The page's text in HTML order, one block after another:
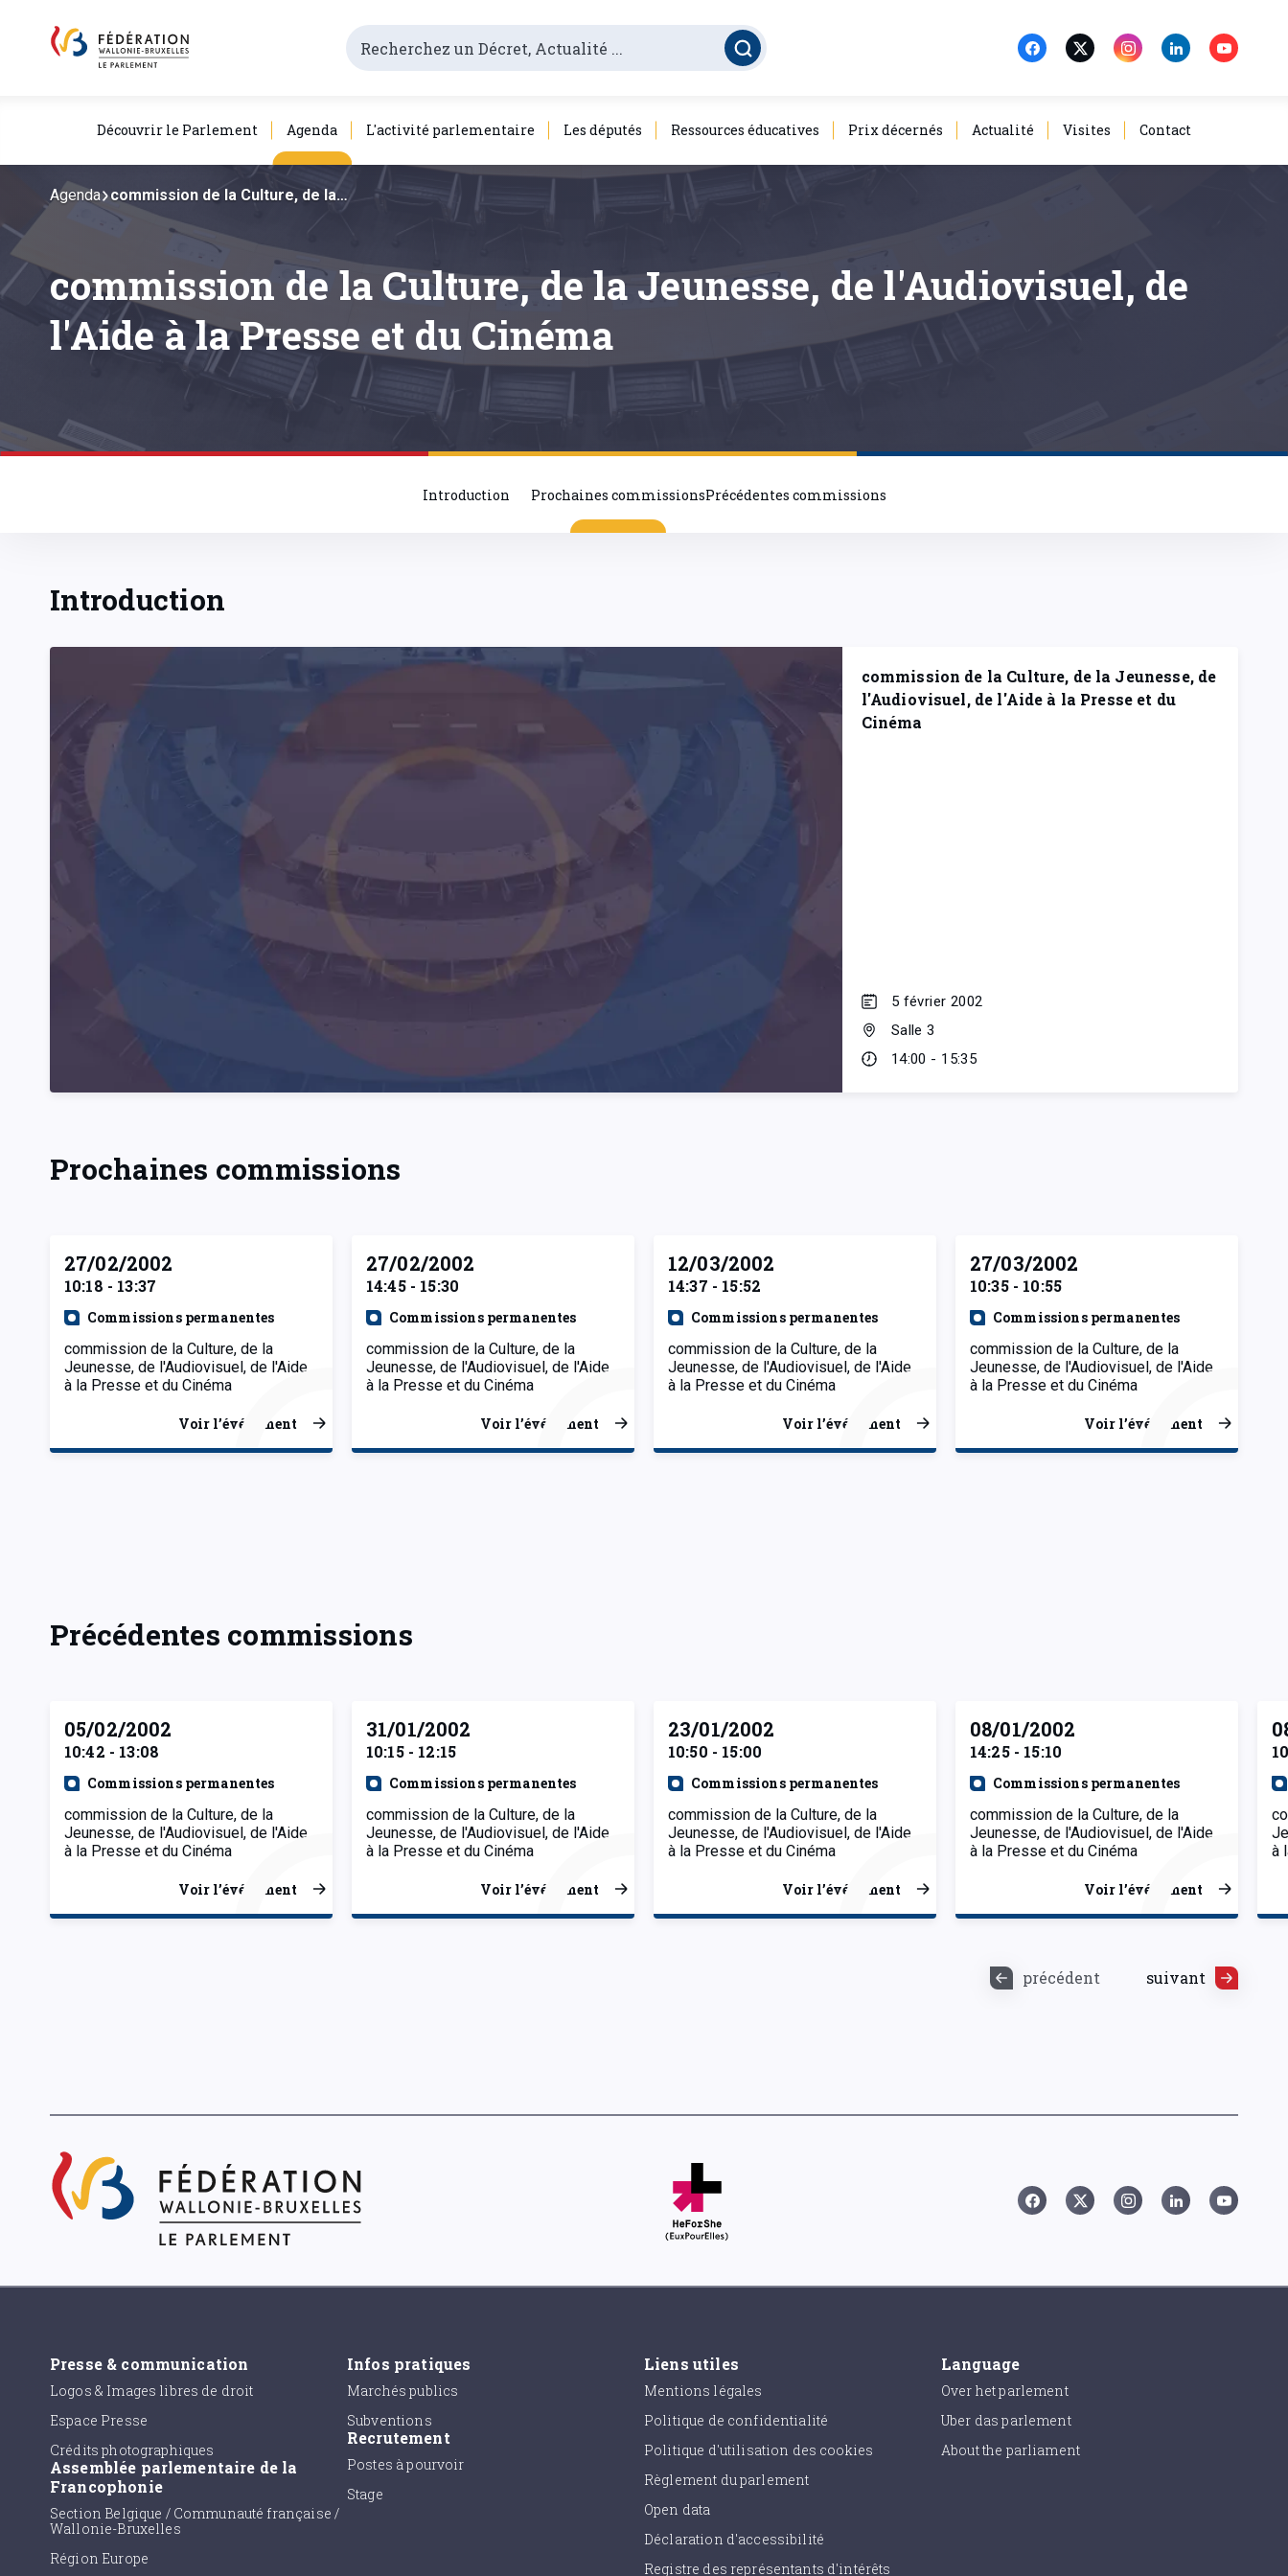
Découvrir le Parlement Agenda L'activité parlementaire Les députés Ressources éducatives Prix décernés Actualité Visites Contact
commission de la Culture, de la Jeunesse, de l'Audiovisuel, de
l'Aide à la Presse et du Cinéma
Agenda commission de la Culture, de la…
Introduction Prochaines commissionsPrécédentes commissions
Introduction
commission de la Culture, de la Jeunesse, de
l'Audiovisuel, de l'Aide à la Presse et du
Cinéma
5 février 2002
Salle 3
14:00 - 15:35
Prochaines commissions
27/02/2002
10:18 - 13:37
Commissions permanentes
commission de la Culture, de la
Jeunesse, de l'Audiovisuel, de l'Aide
à la Presse et du Cinéma
Voir l’événement
27/02/2002
14:45 - 15:30
Commissions permanentes
commission de la Culture, de la
Jeunesse, de l'Audiovisuel, de l'Aide
à la Presse et du Cinéma
Voir l’événement
12/03/2002
14:37 - 15:52
Commissions permanentes
commission de la Culture, de la
Jeunesse, de l'Audiovisuel, de l'Aide
à la Presse et du Cinéma
Voir l’événement
27/03/2002
10:35 - 10:55
Commissions permanentes
commission de la Culture, de la
Jeunesse, de l'Audiovisuel, de l'Aide
à la Presse et du Cinéma
Voir l’événement
Précédentes commissions
05/02/2002
10:42 - 13:08
Commissions permanentes
commission de la Culture, de la
Jeunesse, de l'Audiovisuel, de l'Aide
à la Presse et du Cinéma
Voir l’événement
31/01/2002
10:15 - 12:15
Commissions permanentes
commission de la Culture, de la
Jeunesse, de l'Audiovisuel, de l'Aide
à la Presse et du Cinéma
Voir l’événement
23/01/2002
10:50 - 15:00
Commissions permanentes
commission de la Culture, de la
Jeunesse, de l'Audiovisuel, de l'Aide
à la Presse et du Cinéma
Voir l’événement
08/01/2002
14:25 - 15:10
Commissions permanentes
commission de la Culture, de la
Jeunesse, de l'Audiovisuel, de l'Aide
à la Presse et du Cinéma
Voir l’événement
à
précédent suivant
Presse & communication
Logos & Images libres de droit
Espace Presse
Crédits photographiques
Assemblée parlementaire de la
Francophonie
Section Belgique / Communauté française /
Wallonie-Bruxelles
Région Europe
Infos pratiques
Marchés publics
Subventions
Recrutement
Postes à pourvoir
Stage
Liens utiles
Mentions légales
Politique de confidentialité
Politique d'utilisation des cookies
Règlement du parlement
Open data
Déclaration d'accessibilité
Registre des représentants d'intérêts
Language
Over het parlement
Uber das parlement
About the parliament